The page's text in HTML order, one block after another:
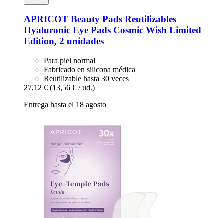
APRICOT Beauty Pads Reutilizables
Hyaluronic Eye Pads Cosmic Wish Limited
Edition, 2 unidades
Para piel normal
Fabricado en silicona médica
Reutilizable hasta 30 veces
27,12 € (13,56 € / ud.)
Entrega hasta el 18 agosto